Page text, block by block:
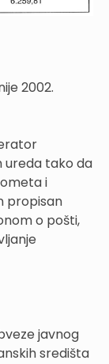
2002.
ureda tako da
i
propisan
o pošti,
javnog
središta